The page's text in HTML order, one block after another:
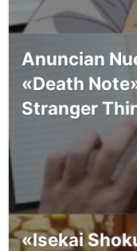
Anuncian
«Death
Stranger
«Isekai